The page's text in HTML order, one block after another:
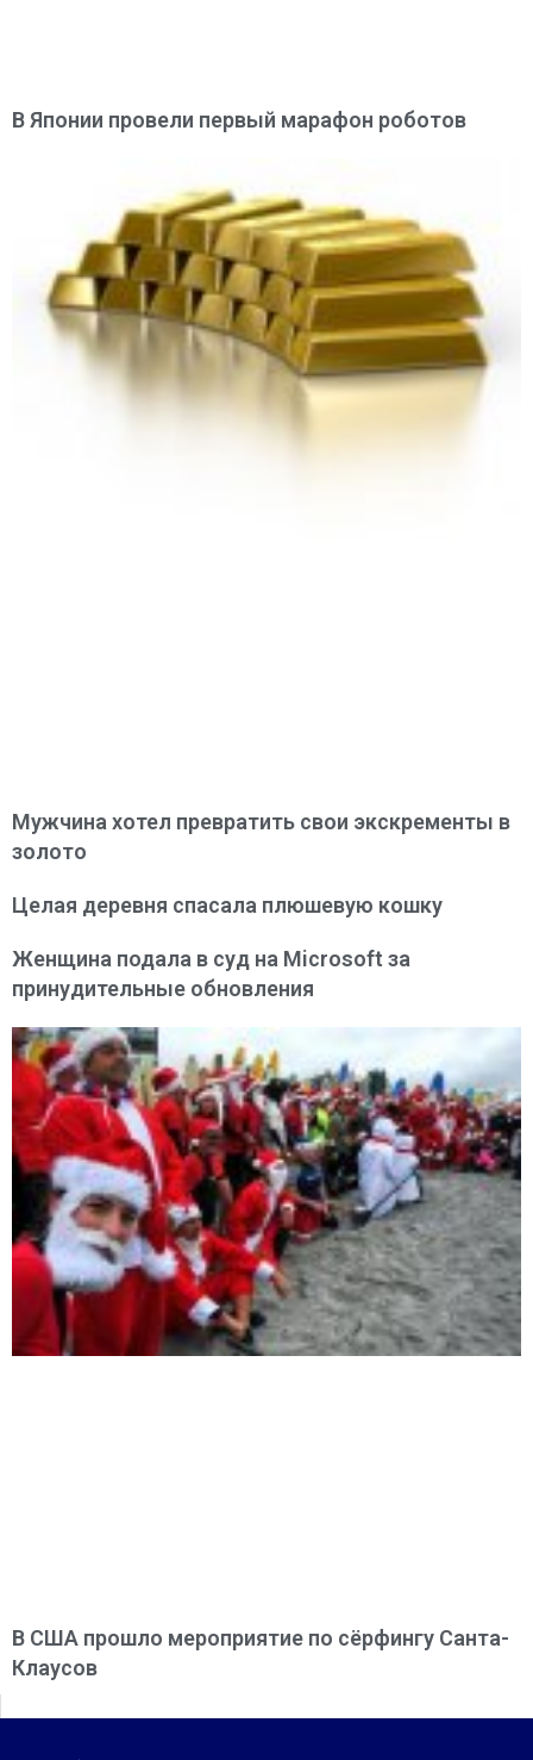
В Японии провели первый марафон роботов
Мужчина хотел превратить свои экскременты в
золото
Целая деревня спасала плюшевую кошку
Женщина подала в суд на Microsoft за
принудительные обновления
В США прошло мероприятие по сёрфингу Санта-
Клаусов